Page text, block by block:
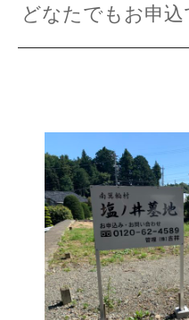
どなたでもお申込